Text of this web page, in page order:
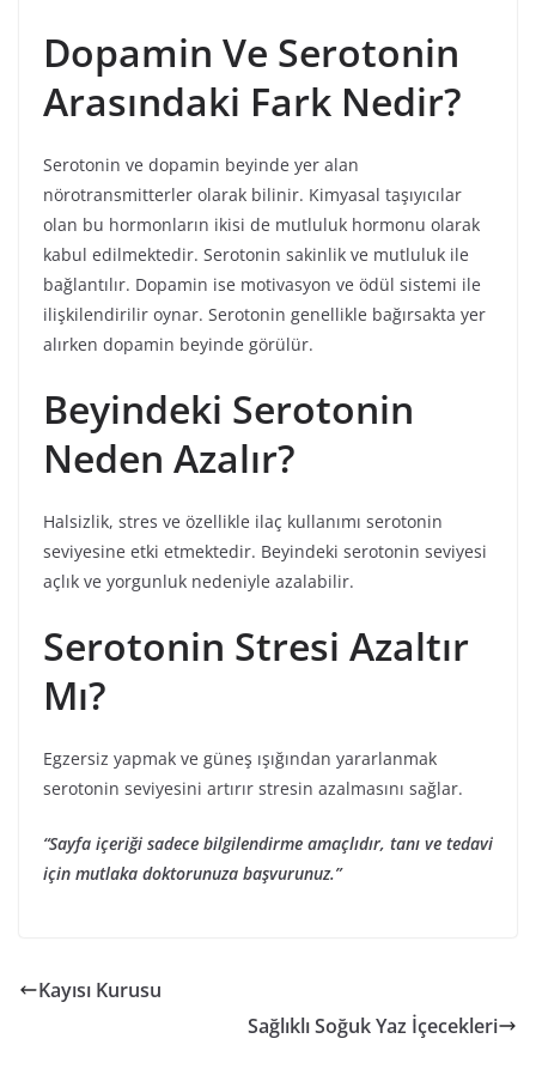
Dopamin Ve Serotonin
Arasındaki Fark Nedir?
Serotonin ve dopamin beyinde yer alan
nörotransmitterler olarak bilinir. Kimyasal taşıyıcılar
olan bu hormonların ikisi de mutluluk hormonu olarak
kabul edilmektedir. Serotonin sakinlik ve mutluluk ile
bağlantılır. Dopamin ise motivasyon ve ödül sistemi ile
ilişkilendirilir oynar. Serotonin genellikle bağırsakta yer
alırken dopamin beyinde görülür.
Beyindeki Serotonin
Neden Azalır?
Halsizlik, stres ve özellikle ilaç kullanımı serotonin
seviyesine etki etmektedir. Beyindeki serotonin seviyesi
açlık ve yorgunluk nedeniyle azalabilir.
Serotonin Stresi Azaltır
Mı?
Egzersiz yapmak ve güneş ışığından yararlanmak
serotonin seviyesini artırır stresin azalmasını sağlar.
“Sayfa içeriği sadece bilgilendirme amaçlıdır, tanı ve tedavi
için mutlaka doktorunuza başvurunuz.”
Kayısı Kurusu
Sağlıklı Soğuk Yaz İçecekleri